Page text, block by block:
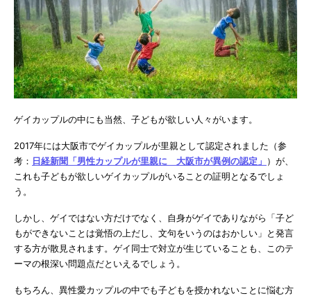
ゲイカップルの中にも当然、子どもが欲しい人々がいます。
2017年には大阪市でゲイカップルが里親として認定されました（参
考： 日経新聞「男性カップルが里親に 大阪市が異例の認定」 ）が、
これも子どもが欲しいゲイカップルがいることの証明となるでしょ
う。
しかし、ゲイではない方だけでなく、自身がゲイでありながら「子ど
もができないことは覚悟の上だし、文句をいうのはおかしい」と発言
する方が散見されます。ゲイ同士で対立が生じていることも、このテ
ーマの根深い問題点だといえるでしょう。
もちろん、異性愛カップルの中でも子どもを授かれないことに悩む方